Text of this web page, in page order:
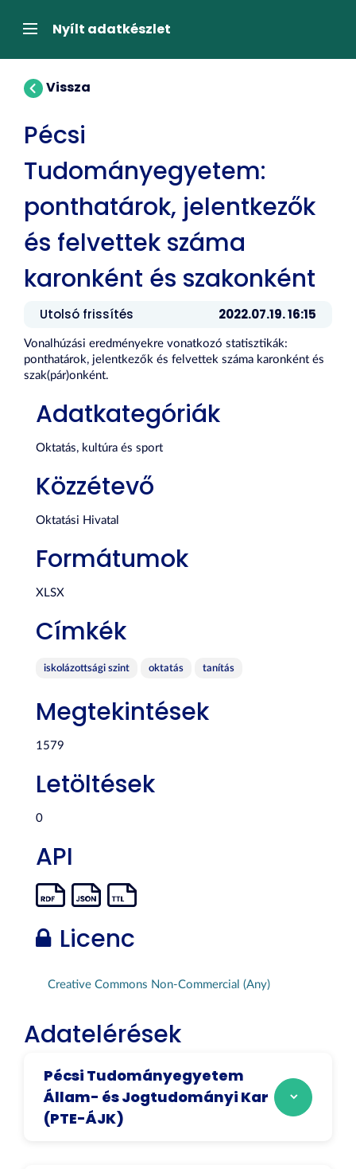
átugrásaNavigációNyílt adatkészlet
Vissza
Pécsi
Tudományegyetem:
ponthatárok, jelentkezők
és felvettek száma
karonként és szakonként
Utolsó frissítés 2022.07.19. 16:15
Vonalhúzási eredményekre vonatkozó statisztikák:
ponthatárok, jelentkezők és felvettek száma karonként és
szak(pár)onként.
Adatkategóriák
Oktatás, kultúra és sport
Közzétevő
Oktatási Hivatal
Formátumok
XLSX
Címkék
iskolázottsági szint oktatás tanítás
Megtekintések
1579
Letöltések
0
API
Licenc
Creative Commons Non-Commercial (Any)
Adatelérések
Pécsi Tudományegyetem
Állam- és Jogtudományi Kar
(PTE-ÁJK)